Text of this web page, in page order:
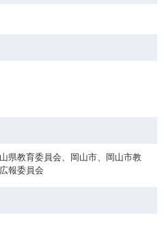
県教育委員会、岡山市、岡山市教
報委員会